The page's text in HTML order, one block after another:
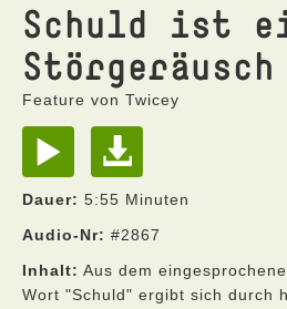
Schuld ist
Störgeräusch
Feature von Twicey
Dauer: 5:55 Minuten
Audio-Nr: #2867
Inhalt: Aus dem
Wort "Schuld" ergibt sich durch